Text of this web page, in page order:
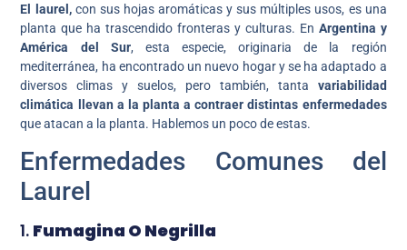
El laurel,con sus hojas aromáticas y sus múltiples usos, es una
planta que ha trascendido fronteras y culturas. En Argentina y
América del Sur, esta especie, originaria de la región
mediterránea, ha encontrado un nuevo hogar y se ha adaptado a
diversos climas y suelos, pero también, tanta variabilidad
climática llevan a la planta a contraer distintas enfermedades
que atacan a la planta. Hablemos un poco de estas.
Enfermedades Comunes del
Laurel
1. Fumagina O Negrilla